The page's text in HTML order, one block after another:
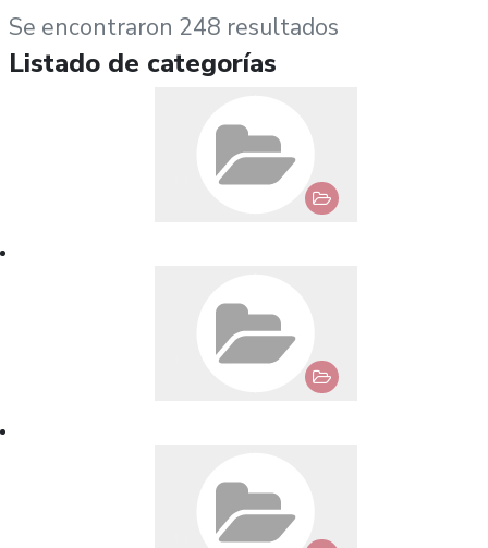
Se encontraron 248 resultados
Listado de categorías